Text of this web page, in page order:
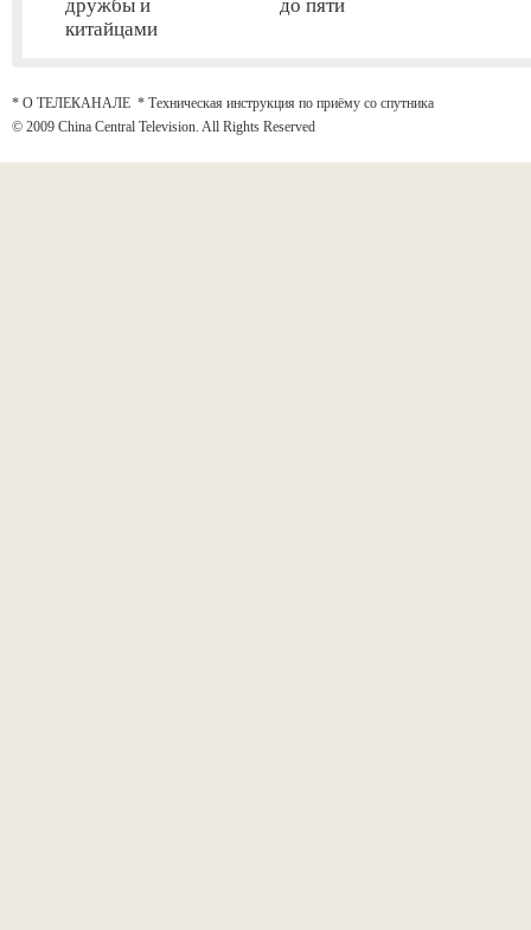
китайцами
* О ТЕЛЕКАНАЛЕ * Техническая инструкция по приёму со спутника
© 2009 China Central Television. All Rights Reserved